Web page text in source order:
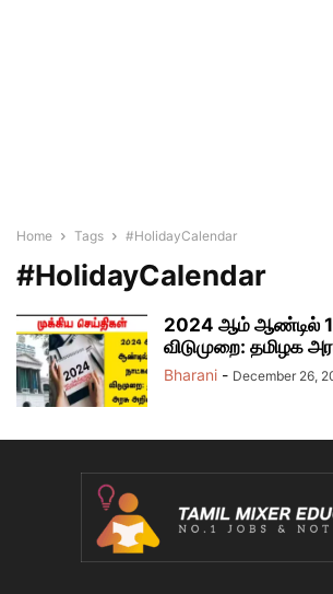
Home Tags #HolidayCalendar
#HolidayCalendar
2024 ஆம் ஆண்டில்
விடுமுறை: தமிழக
Bharani - December 26,